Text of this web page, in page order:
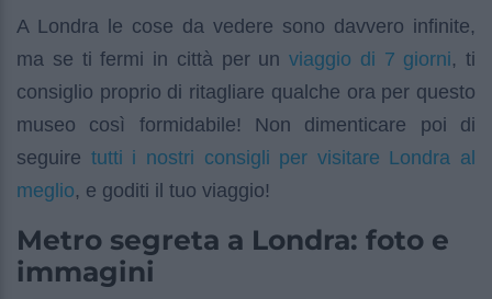
A Londra le cose da vedere sono davvero infinite,
ma se ti fermi in città per un viaggio di 7 giorni, ti
consiglio proprio di ritagliare qualche ora per questo
museo così formidabile! Non dimenticare poi di
seguire tutti i nostri consigli per visitare Londra al
meglio, e goditi il tuo viaggio!
Metro segreta a Londra: foto e
immagini